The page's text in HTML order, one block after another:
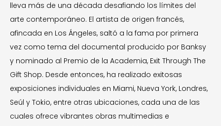
lleva más de una década desafiando los límites del
arte contemporáneo. El artista de origen francés,
afincada en Los Ángeles, saltó a la fama por primera
vez como tema del documental producido por Banksy
y nominado al Premio de la Academia, Exit Through The
Gift Shop. Desde entonces, ha realizado exitosas
exposiciones individuales en Miami, Nueva York, Londres,
Seúl y Tokio, entre otras ubicaciones, cada una de las
cuales ofrece vibrantes obras multimedias e